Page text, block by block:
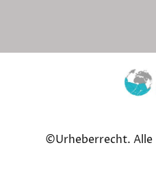
©Urheberrecht. Alle